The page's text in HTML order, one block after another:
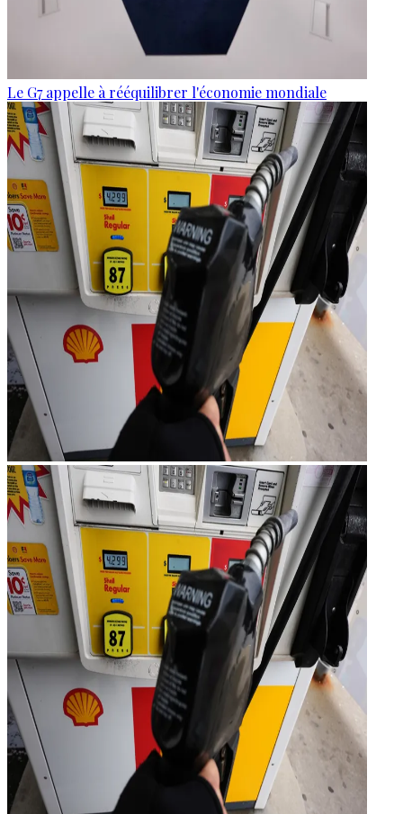
Le G7 appelle à rééquilibrer l'économie mondiale